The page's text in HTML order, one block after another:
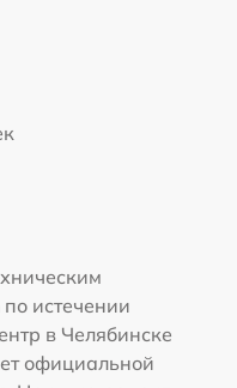
истечении
в Челябинске
официальной